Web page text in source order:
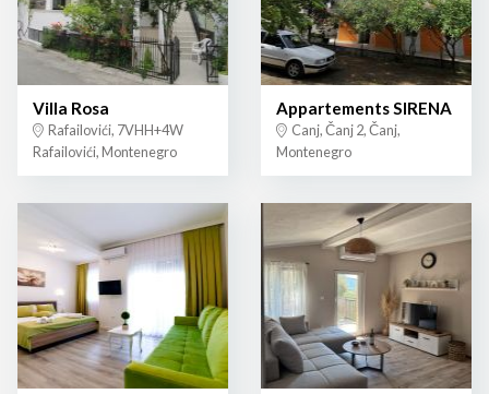
Villa Rosa
Rafailovići, 7VHH+4W
Rafailovići, Montenegro
Appartements SIRENA
Canj, Čanj 2, Čanj,
Montenegro